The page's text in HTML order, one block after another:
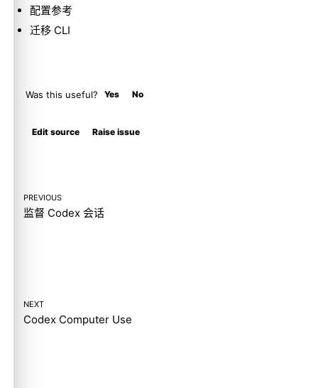
配置参考
迁移 CLI
Was this useful? Yes No
Edit source Raise issue
PREVIOUS
监督 Codex 会话
NEXT
Codex Computer Use